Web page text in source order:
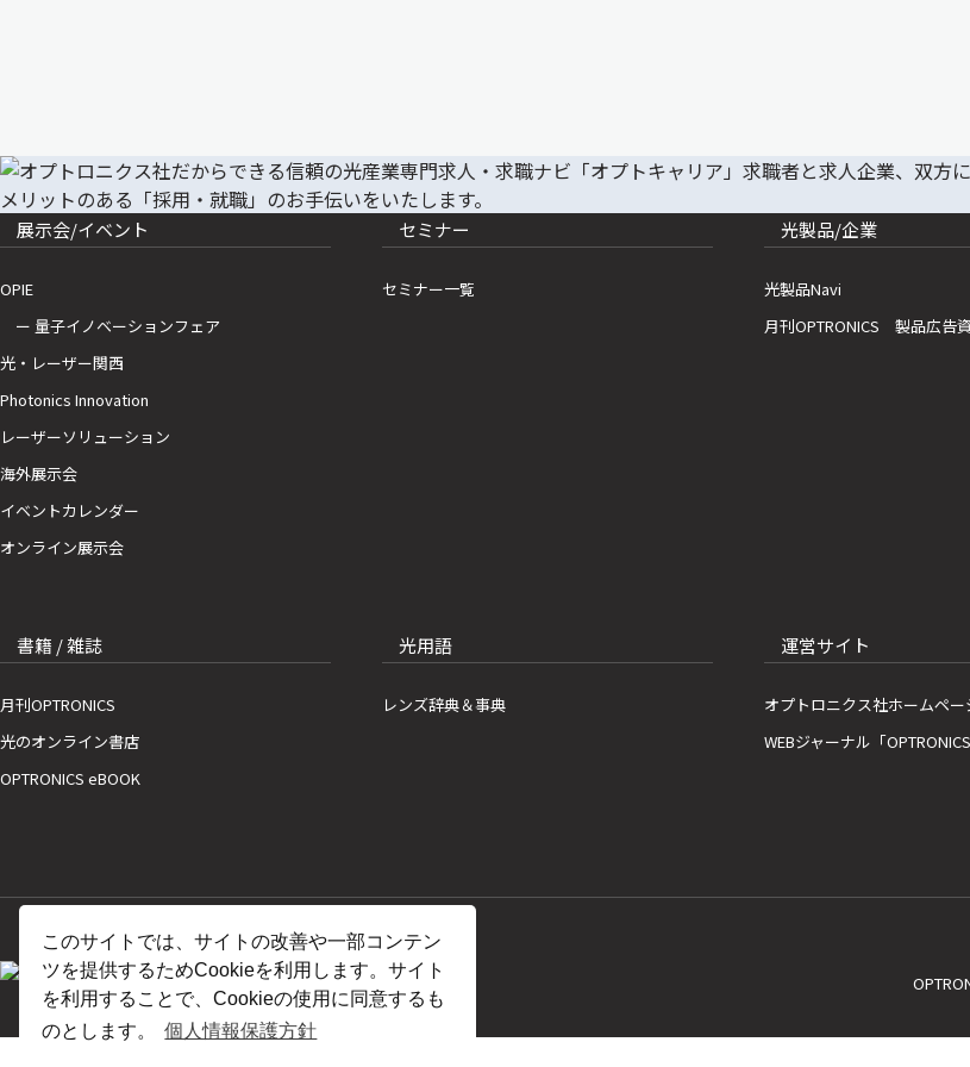
このサイトでは、サイトの改善や一部コンテン
ツを提供するためCookieを利用します。サイト
を利用することで、Cookieの使用に同意するも
のとします。
個人情報保護方針
展示会/イベント
OPIE
ー 量子イノベーションフェア
光・レーザー関西
Photonics Innovation
レーザーソリューション
海外展示会
イベントカレンダー
オンライン展示会
セミナー
セミナー一覧
光製品/企業
光製品Navi
月刊OPTRONICS 製品広告
書籍 / 雑誌
月刊OPTRONICS
光のオンライン書店
OPTRONICS eBOOK
光用語
レンズ辞典＆事典
運営サイト
オプトロニクス社ホームペー
WEBジャーナル「OPTRONICS